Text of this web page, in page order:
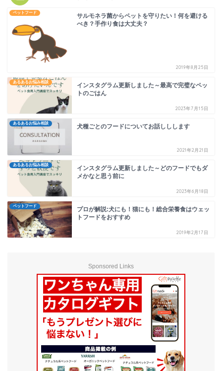
ペットフード
サルモネラ菌からペットを守りたい！何を避ける
べき？手作り食は大丈夫？
2019年8月25日
あるあるお悩み相談
インスタグラム更新しました～最高で完璧なペッ
トのごはん
2023年7月15日
あるあるお悩み相談 犬種ごとのフードについてお話ししします
2021年2月21日
あるあるお悩み相談
インスタグラム更新しました～どのフードでもダ
メかなと思う前に
2023年6月18日
ペットフード
プロが解説:犬にも！猫にも！総合栄養食はウェッ
トフードをおすすめ
2019年2月17日
Sponsored Links